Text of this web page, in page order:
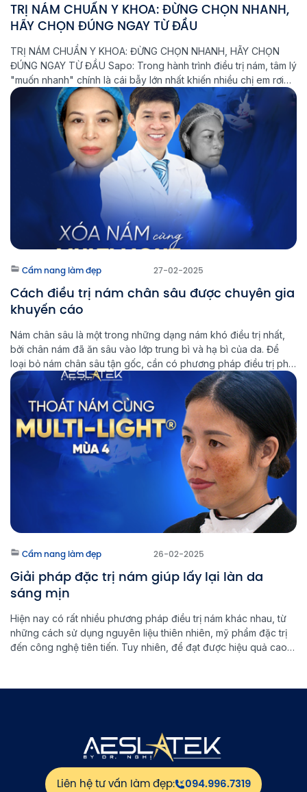
TRỊ NÁM CHUẨN Y KHOA: ĐỪNG CHỌN NHANH,
HÃY CHỌN ĐÚNG NGAY TỪ ĐẦU
TRỊ NÁM CHUẨN Y KHOA: ĐỪNG CHỌN NHANH, HÃY CHỌN
ĐÚNG NGAY TỪ ĐẦU Sapo: Trong hành trình điều trị nám, tâm lý
"muốn nhanh" chính là cái bẫy lớn nhất khiến nhiều chị em rơi
vào vòng lặp: Điều trị - Tái phát - Nặng hơn. Tại Phòng khám
Laser Thẩm mỹ Aeslatek, chúng […]
Cẩm nang làm đẹp 27-02-2025
Cách điều trị nám chân sâu được chuyên gia
khuyến cáo
Nám chân sâu là một trong những dạng nám khó điều trị nhất,
bởi chân nám đã ăn sâu vào lớp trung bì và hạ bì của da. Để
loại bỏ nám chân sâu tận gốc, cần có phương pháp điều trị phù
hợp và kiên trì trong quá trình chăm sóc da. Multi Light […]
Cẩm nang làm đẹp 26-02-2025
Giải pháp đặc trị nám giúp lấy lại làn da
sáng mịn
Hiện nay có rất nhiều phương pháp điều trị nám khác nhau, từ
những cách sử dụng nguyên liệu thiên nhiên, mỹ phẩm đặc trị
đến công nghệ tiên tiến. Tuy nhiên, để đạt được hiệu quả cao
Liên hệ tư vấn làm đẹp: 094.996.7319